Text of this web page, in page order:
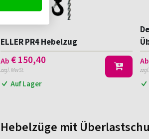
ELLER PR4 Hebelzug
Ab €150,40
zzgl. MwSt.
Auf Lager
Ab
Hebelzüge mit